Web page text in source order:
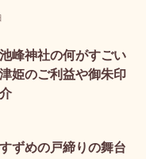
池峰神社の何がすごい
姫のご利益や御朱印
すずめの戸締りの舞台